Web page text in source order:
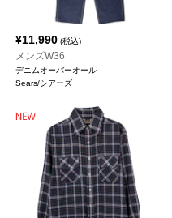
¥11,990 (税込)
メンズW36
デニムオーバーオール
Sears/シアーズ